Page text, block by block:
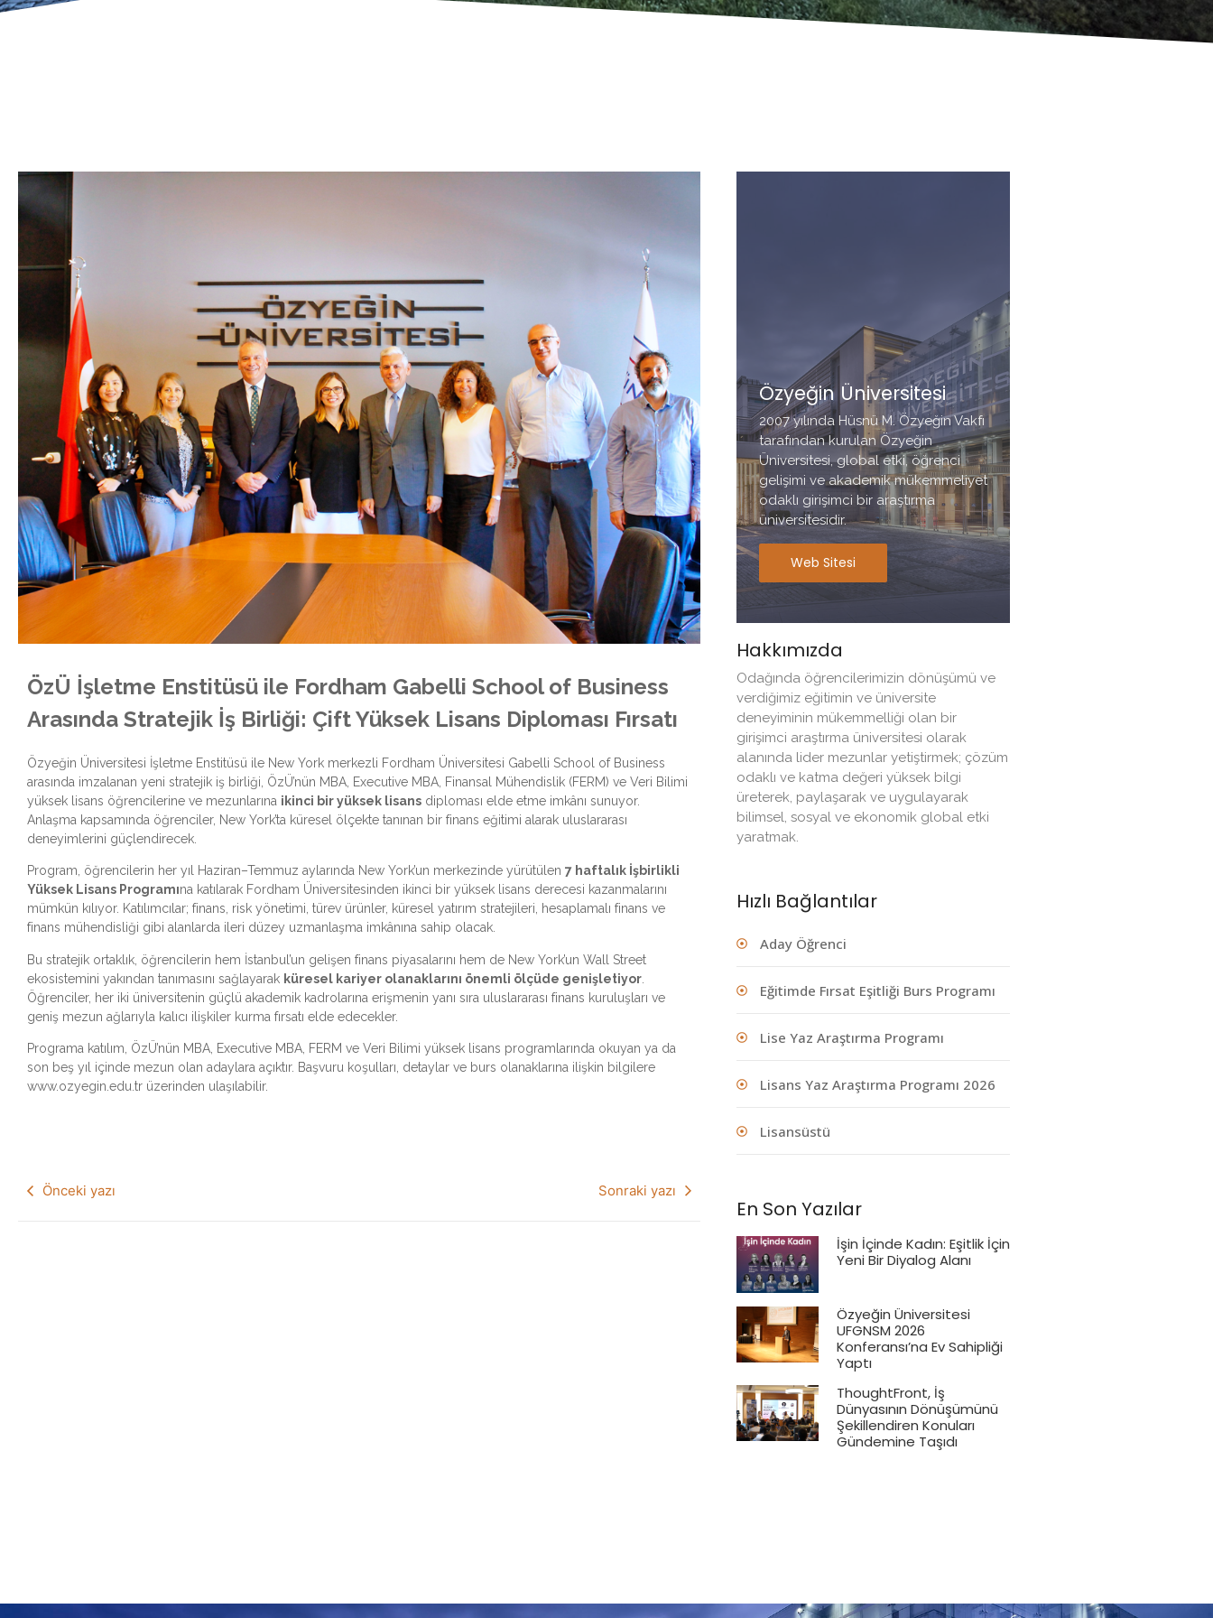
ÖzÜ İşletme Enstitüsü ile Fordham Gabelli School of Business
Arasında Stratejik İş Birliği: Çift Yüksek Lisans Diploması Fırsatı
Özyeğin Üniversitesi İşletme Enstitüsü ile New York merkezli Fordham Üniversitesi Gabelli School of Business
arasında imzalanan yeni stratejik iş birliği, ÖzÜ’nün MBA, Executive MBA, Finansal Mühendislik (FERM) ve Veri Bilimi
yüksek lisans öğrencilerine ve mezunlarına ikinci bir yüksek lisans diploması elde etme imkânı sunuyor.
Anlaşma kapsamında öğrenciler, New York’ta küresel ölçekte tanınan bir finans eğitimi alarak uluslararası
deneyimlerini güçlendirecek.
Program, öğrencilerin her yıl Haziran–Temmuz aylarında New York’un merkezinde yürütülen 7 haftalık İşbirlikli
Yüksek Lisans Programına katılarak Fordham Üniversitesinden ikinci bir yüksek lisans derecesi kazanmalarını
mümkün kılıyor. Katılımcılar; finans, risk yönetimi, türev ürünler, küresel yatırım stratejileri, hesaplamalı finans ve
finans mühendisliği gibi alanlarda ileri düzey uzmanlaşma imkânına sahip olacak.
Bu stratejik ortaklık, öğrencilerin hem İstanbul’un gelişen finans piyasalarını hem de New York’un Wall Street
ekosistemini yakından tanımasını sağlayarak küresel kariyer olanaklarını önemli ölçüde genişletiyor
Öğrenciler, her iki üniversitenin güçlü akademik kadrolarına erişmenin yanı sıra uluslararası finans kuruluşları ve
geniş mezun ağlarıyla kalıcı ilişkiler kurma fırsatı elde edecekler.
Programa katılım, ÖzÜ’nün MBA, Executive MBA, FERM ve Veri Bilimi yüksek lisans programlarında okuyan ya da
son beş yıl içinde mezun olan adaylara açıktır. Başvuru koşulları, detaylar ve burs olanaklarına ilişkin bilgilere
www.ozyegin.edu.tr üzerinden ulaşılabilir.
Önceki yazı Sonraki yazı
Özyeğin Üniversitesi
2007 yılında Hüsnü M. Özyeğin Vakfı
tarafından kurulan Özyeğin
Üniversitesi, global etki, öğrenci
gelişimi ve akademik mükemmeliyet
odaklı girişimci bir araştırma
üniversitesidir.
Web Sitesi
Hakkımızda
Odağında öğrencilerimizin dönüşümü ve
verdiğimiz eğitimin ve üniversite
deneyiminin mükemmelliği olan bir
girişimci araştırma üniversitesi olarak
alanında lider mezunlar yetiştirmek; çözüm
odaklı ve katma değeri yüksek bilgi
üreterek, paylaşarak ve uygulayarak
bilimsel, sosyal ve ekonomik global etki
yaratmak.
Hızlı Bağlantılar
Aday Öğrenci
Eğitimde Fırsat Eşitliği Burs Programı
Lise Yaz Araştırma Programı
Lisans Yaz Araştırma Programı 2026
Lisansüstü
En Son Yazılar
İşin İçinde Kadın: Eşitlik İçin
Yeni Bir Diyalog Alanı
Özyeğin Üniversitesi
UFGNSM 2026
Konferansı’na Ev Sahipliği
Yaptı
ThoughtFront, İş
Dünyasının Dönüşümünü
Şekillendiren Konuları
Gündemine Taşıdı